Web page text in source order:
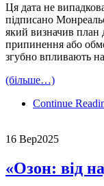
Ця дата не
підписано
який визначив план
припинення або
згубно впливають
(більше…)
Continue
16 Вер2025
«Озон: від